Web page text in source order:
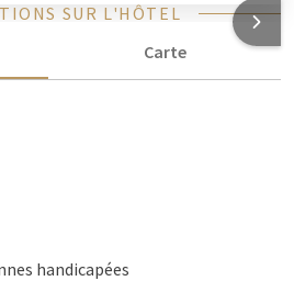
SUR L'HÔTEL
Carte
handicapées